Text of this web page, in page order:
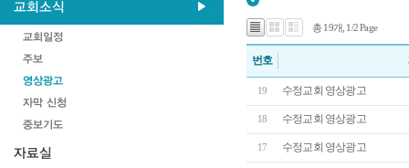
총 19개, 1/2 Page
번호
19 수정교회 영상광고
18 수정교회 영상광고
17 수정교회 영상광고